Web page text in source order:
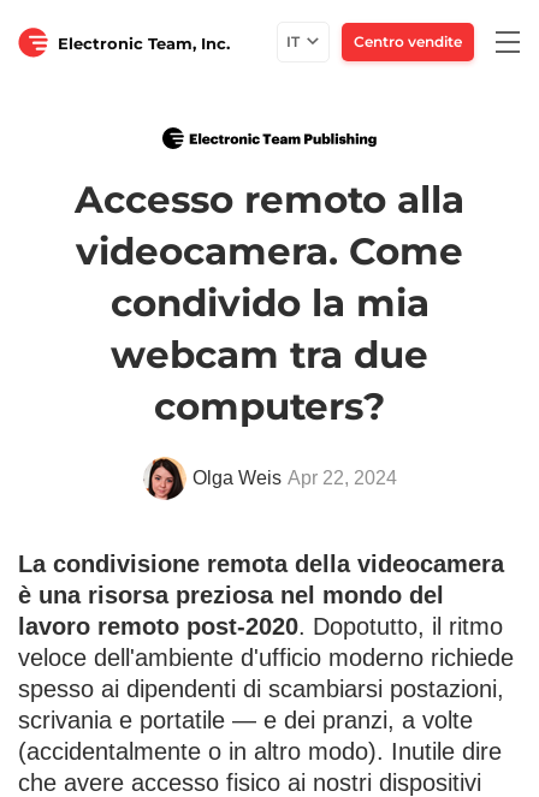
Electronic Team, Inc. IT Centro vendite
Accesso remoto alla
videocamera. Come
condivido la mia
webcam tra due
computers?
Olga Weis Apr 22, 2024
La condivisione remota della videocamera
è una risorsa preziosa nel mondo del
lavoro remoto post-2020. Dopotutto, il ritmo
veloce dell'ambiente d'ufficio moderno richiede
spesso ai dipendenti di scambiarsi postazioni,
scrivania e portatile — e dei pranzi, a volte
(accidentalmente o in altro modo). Inutile dire
che avere accesso fisico ai nostri dispositivi